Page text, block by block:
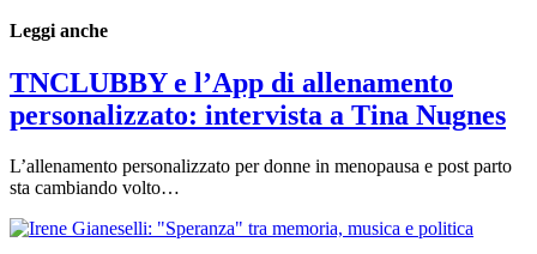
Leggi anche
TNCLUBBY e l’App di allenamento
personalizzato: intervista a Tina Nugnes
L’allenamento personalizzato per donne in menopausa e post parto
sta cambiando volto…